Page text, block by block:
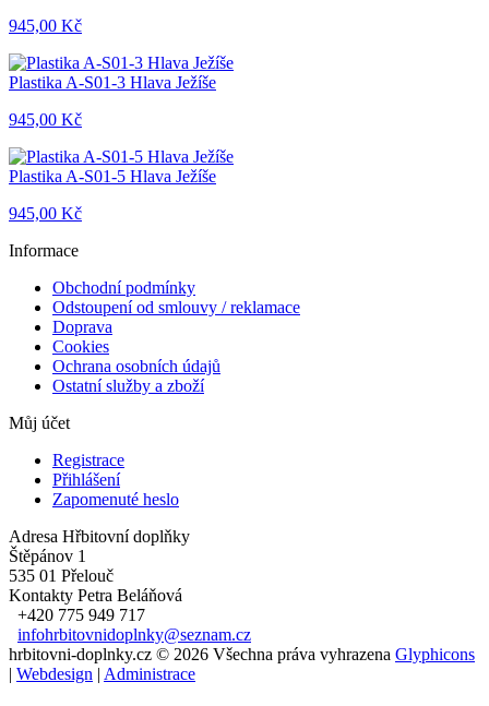
945,00 Kč
Plastika A-S01-3 Hlava Ježíše
945,00 Kč
Plastika A-S01-5 Hlava Ježíše
945,00 Kč
Informace
Obchodní podmínky
Odstoupení od smlouvy / reklamace
Doprava
Cookies
Ochrana osobních údajů
Ostatní služby a zboží
Můj účet
Registrace
Přihlášení
Zapomenuté heslo
Adresa Hřbitovní doplňky
Štěpánov 1
535 01 Přelouč
Kontakty Petra Beláňová
+420 775 949 717
infohrbitovnidoplnky@seznam.cz
hrbitovni-doplnky.cz © 2026 Všechna práva vyhrazena Glyphicons
| Webdesign | Administrace